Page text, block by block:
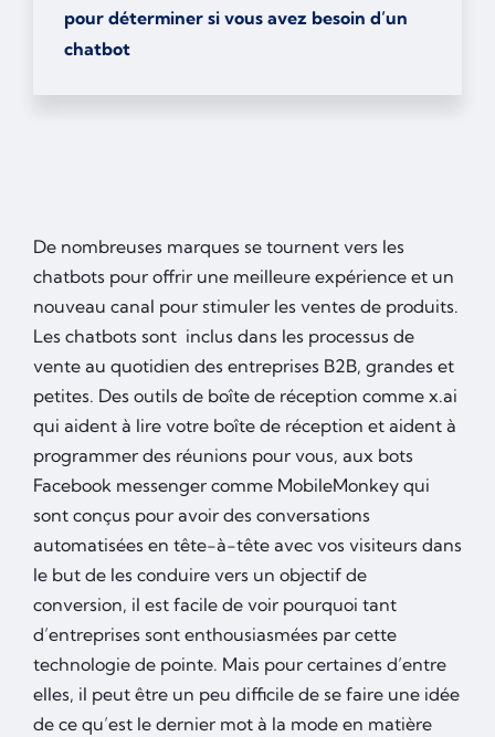
pour déterminer si vous avez besoin d’un
chatbot
De nombreuses marques se tournent vers les
chatbots pour offrir une meilleure expérience et un
nouveau canal pour stimuler les ventes de produits.
Les chatbots sont inclus dans les processus de
vente au quotidien des entreprises B2B, grandes et
petites. Des outils de boîte de réception comme x.ai
qui aident à lire votre boîte de réception et aident à
programmer des réunions pour vous, aux bots
Facebook messenger comme MobileMonkey qui
sont conçus pour avoir des conversations
automatisées en tête-à-tête avec vos visiteurs dans
le but de les conduire vers un objectif de
conversion, il est facile de voir pourquoi tant
d’entreprises sont enthousiasmées par cette
technologie de pointe. Mais pour certaines d’entre
elles, il peut être un peu difficile de se faire une idée
de ce qu’est le dernier mot à la mode en matière